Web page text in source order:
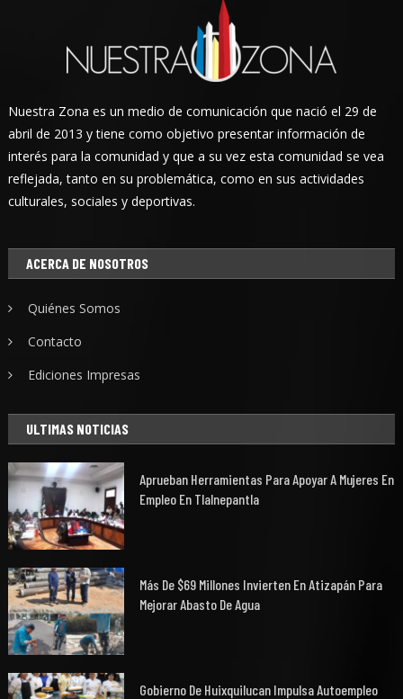
Nuestra Zona es un medio de comunicación que nació el 29 de
abril de 2013 y tiene como objetivo presentar información de
interés para la comunidad y que a su vez esta comunidad se vea
reflejada, tanto en su problemática, como en sus actividades
culturales, sociales y deportivas.
ACERCA DE NOSOTROS
Quiénes Somos
Contacto
Ediciones Impresas
ULTIMAS NOTICIAS
Aprueban Herramientas Para Apoyar A Mujeres En
Empleo En Tlalnepantla
Más De $69 Millones Invierten En Atizapán Para
Mejorar Abasto De Agua
Gobierno De Huixquilucan Impulsa Autoempleo